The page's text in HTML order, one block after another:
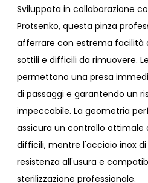
Sviluppata in collaborazione
Protsenko, questa pinza
afferrare con estrema facilità
sottili e difficili da rimuovere.
permettono una presa
di passaggi e garantendo un
impeccabile. La geometria
assicura un controllo ottimale
difficili, mentre l'acciaio inox
resistenza all'usura e
sterilizzazione professionale.